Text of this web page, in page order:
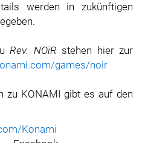
werden in zukünftigen
Rev. NOiR stehen hier zur
games/noir
zu KONAMI gibt es auf den
Konami